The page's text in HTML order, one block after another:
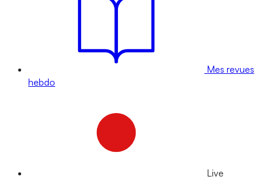
Mes revues
hebdo
Live